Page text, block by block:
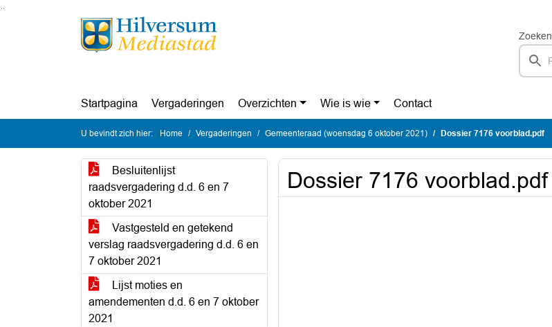
Ga naar de inhoud van deze pagina
Ga naar het zoeken
Ga naar het menu
Zoeken
Startpagina Vergaderingen Overzichten Wie is wie Contact
U bevindt zich hier: Home Vergaderingen Gemeenteraad (woensdag 6 oktober 2021) Dossier 7176 voorblad.pdf
Besluitenlijst
raadsvergadering d.d. 6 en 7
oktober 2021
Vastgesteld en getekend
verslag raadsvergadering d.d. 6 en
7 oktober 2021
Lijst moties en
amendementen d.d. 6 en 7 oktober
2021
Dossier 7176 voorblad.pdf